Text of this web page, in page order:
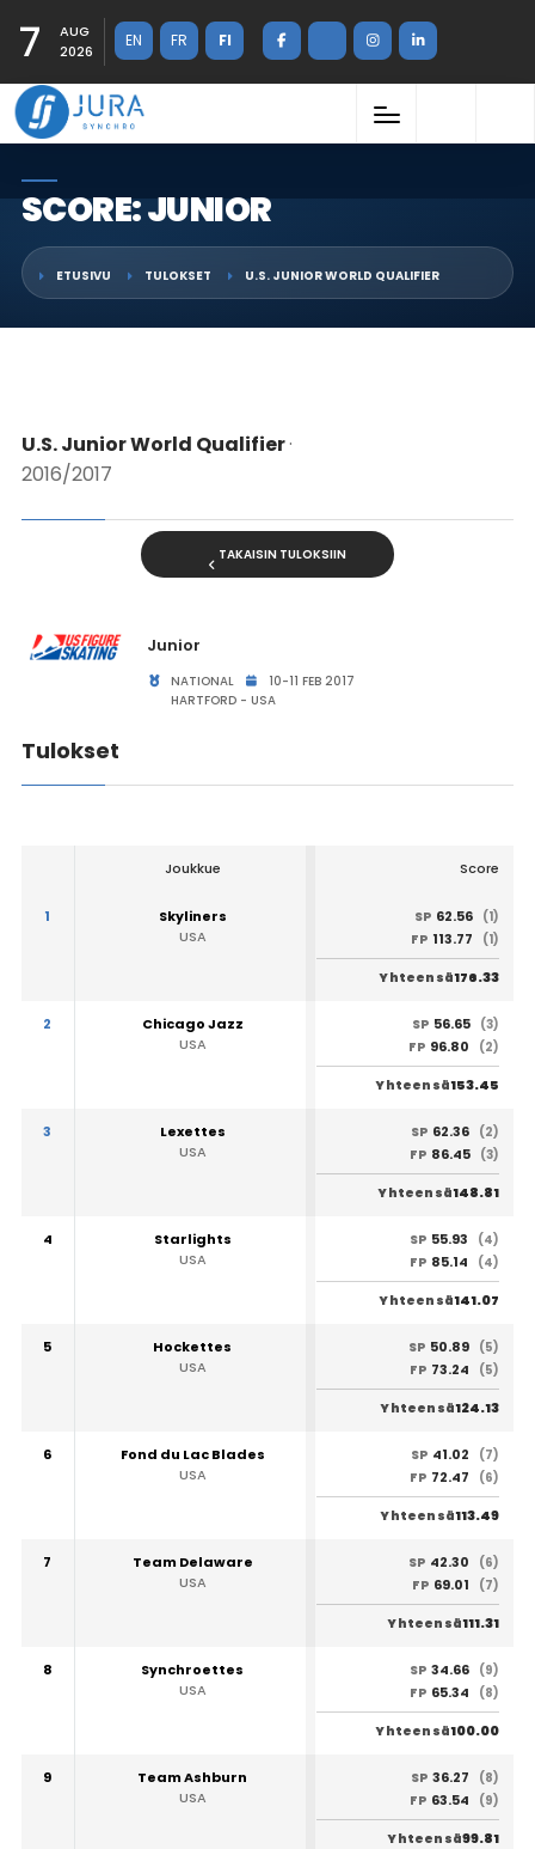
7
AUG
2026
EN FR FI
SCORE: JUNIOR
ETUSIVU TULOKSET U.S. JUNIOR WORLD QUALIFIER
U.S. Junior World Qualifier·
2016/2017
TAKAISIN TULOKSIIN
Junior
NATIONAL
10-11 FEB 2017
HARTFORD - USA
Tulokset
Joukkue Score
1
Skyliners
USA
SP 62.56 (1)
FP 113.77 (1)
Yhteensä176.33
2
Chicago Jazz
USA
SP 56.65 (3)
FP 96.80 (2)
Yhteensä153.45
3
Lexettes
USA
SP 62.36 (2)
FP 86.45 (3)
Yhteensä148.81
4
Starlights
USA
SP 55.93
(4)
FP 85.14 (4)
Yhteensä141.07
5
Hockettes
USA
SP 50.89 (5)
FP 73.24 (5)
Yhteensä124.13
6
Fond du Lac Blades
USA
SP 41.02
(7)
FP 72.47 (6)
Yhteensä113.49
7
Team Delaware
USA
SP 42.30
(6)
FP 69.01 (7)
Yhteensä111.31
8
Synchroettes
USA
SP 34.66 (9)
FP 65.34 (8)
Yhteensä100.00
9
Team Ashburn
USA
SP 36.27
(8)
FP 63.54 (9)
Yhteensä99.81